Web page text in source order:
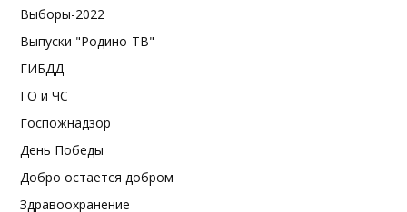
Выборы-2022
Выпуски "Родино-ТВ"
ГИБДД
ГО и ЧС
Госпожнадзор
День Победы
Добро остается добром
Здравоохранение